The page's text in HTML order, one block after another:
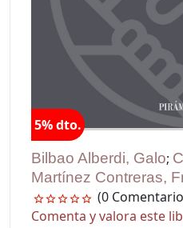
5% dto.
Bilbao Alberdi, Galo;
Martínez Contreras,
(0
Comenta y valora este